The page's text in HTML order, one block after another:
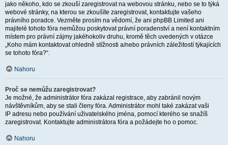
jako někoho, kdo se zkouší zaregistrovat na webovou stránku, nebo se to týká
webové stránky, na kterou se zkoušíte zaregistrovat, kontaktujte vašeho
právního poradce. Vezměte prosím na vědomí, že ani phpBB Limited ani
majitelé tohoto fóra nemůžou poskytovat právní poradenství a není kontaktním
místem pro právní zájmy jakéhokoliv druhu, kromě těch uvedených v otázce
„Koho mám kontaktovat ohledně stížnosti a/nebo právních záležitostí týkajících
se tohoto fóra?“.
Nahoru
Proč se nemůžu zaregistrovat?
Je možné, že administrátor fóra zakázal registrace, aby zabránil novým
návštěvníkům, aby se stali členy fóra. Administrátor mohl také zakázat vaši
IP adresu nebo používání uživatelského jména, pomocí kterého se snažíš
zaregistrovat. Kontaktujte administrátora fóra a požádejte ho o pomoc.
Nahoru